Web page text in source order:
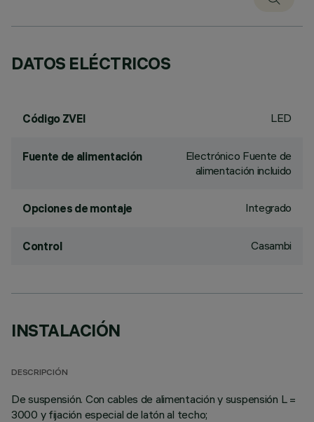
DATOS ELÉCTRICOS
Código ZVEI LED
Fuente de alimentación
Electrónico Fuente de
alimentación incluido
Opciones de montaje Integrado
Control Casambi
INSTALACIÓN
DESCRIPCIÓN
De suspensión. Con cables de alimentación y suspensión L =
3000 y fijación especial de latón al techo;